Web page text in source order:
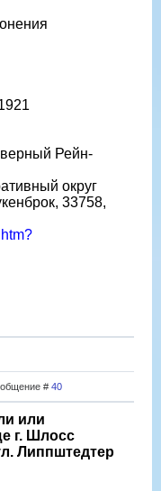
Рейн-
округ
33758,
# 40
или
г. Шлосс
Липпштедтер